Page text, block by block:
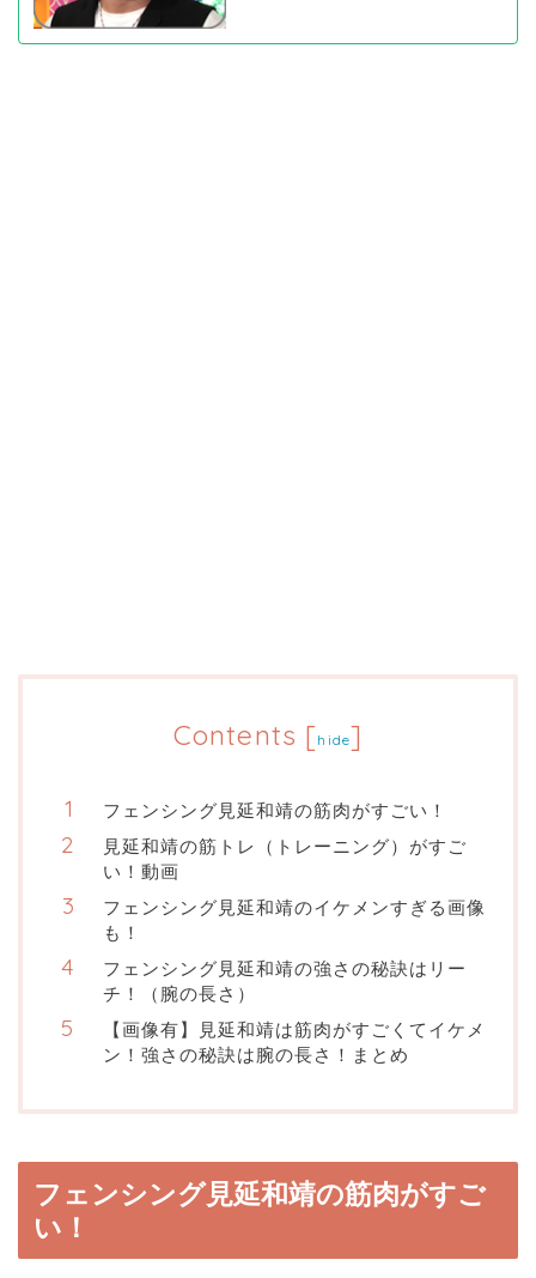
Contents [ hide]
フェンシング見延和靖の筋肉がすごい！
見延和靖の筋トレ（トレーニング）がすご
い！動画
フェンシング見延和靖のイケメンすぎる画像
も！
フェンシング見延和靖の強さの秘訣はリー
チ！（腕の長さ）
【画像有】見延和靖は筋肉がすごくてイケメ
ン！強さの秘訣は腕の長さ！まとめ
フェンシング見延和靖の筋肉がすご
い！